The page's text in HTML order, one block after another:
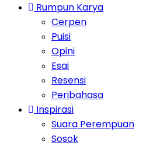
Rumpun Karya
Cerpen
Puisi
Opini
Esai
Resensi
Peribahasa
Inspirasi
Suara Perempuan
Sosok